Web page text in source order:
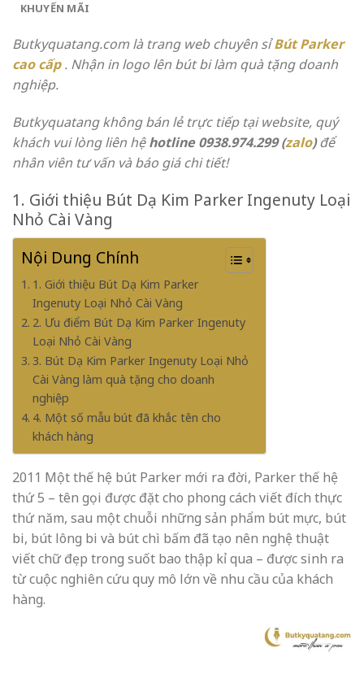
KHUYẾN MÃI
Butkyquatang.com là trang web chuyên sỉ Bút Parker
cao cấp. Nhận in logo lên bút bi làm quà tặng doanh
nghiệp.
Butkyquatang không bán lẻ trực tiếp tại website, quý
khách vui lòng liên hệhotline 0938.974.299 (zalo)để
nhân viên tư vấn và báo giá chi tiết!
1. Giới thiệu Bút Dạ Kim Parker Ingenuty Loại
Nhỏ Cài Vàng
Nội Dung Chính
1. Giới thiệu Bút Dạ Kim Parker
Ingenuty Loại Nhỏ Cài Vàng
2. Ưu điểm Bút Dạ Kim Parker Ingenuty
Loại Nhỏ Cài Vàng
3. Bút Dạ Kim Parker Ingenuty Loại Nhỏ
Cài Vàng làm quà tặng cho doanh
nghiệp
4. Một số mẫu bút đã khắc tên cho
khách hàng
2011 Một thế hệ bút Parker mới ra đời, Parker thế hệ
thứ 5 – tên gọi được đặt cho phong cách viết đích thực
thứ năm, sau một chuỗi những sản phẩm bút mực, bút
bi, bút lông bi và bút chì bấm đã tạo nên nghệ thuật
viết chữ đẹp trong suốt bao thập kỉ qua – được sinh ra
từ cuộc nghiên cứu quy mô lớn về nhu cầu của khách
hàng.